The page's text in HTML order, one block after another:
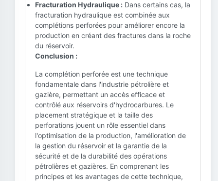
Fracturation Hydraulique : Dans certains cas, la
fracturation hydraulique est combinée aux
complétions perforées pour améliorer encore la
production en créant des fractures dans la roche
du réservoir.
Conclusion :
La complétion perforée est une technique
fondamentale dans l'industrie pétrolière et
gazière, permettant un accès efficace et
contrôlé aux réservoirs d'hydrocarbures. Le
placement stratégique et la taille des
perforations jouent un rôle essentiel dans
l'optimisation de la production, l'amélioration de
la gestion du réservoir et la garantie de la
sécurité et de la durabilité des opérations
pétrolières et gazières. En comprenant les
principes et les avantages de cette technique,